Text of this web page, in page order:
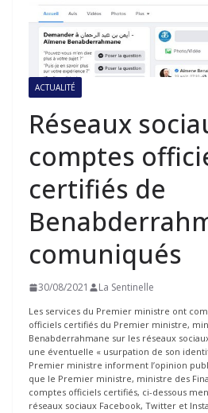
ACTUALITÉ
Réseaux
comptes
certifiés de
comuniqués
30/08/2021 La Sentinelle
Les services du Premier ministre ont
officiels certifiés du Premier ministre,
Benabderrahmane sur les réseaux
une éventuelle « usurpation de son
Premier ministre informent l’opinion
que le Premier ministre, ministre des
comptes officiels certifiés, ci-dessous
réseaux sociaux Facebook, Twitter et